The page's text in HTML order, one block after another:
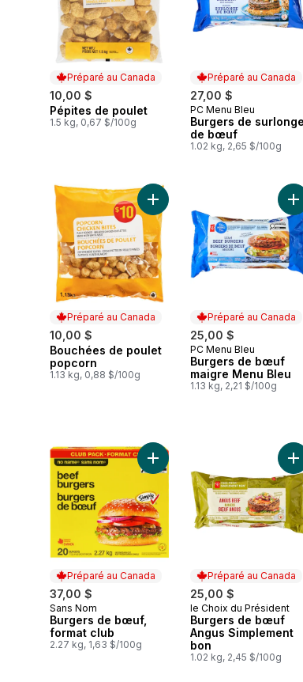
Préparé au Canada
10,00 $
Préparé au Canada
Pépites de poulet
1.5 kg, 0,67 $/100g
Préparé au Canada
27,00 $
Préparé au Canada
PC Menu Bleu
Burgers de surlonge
de bœuf
1.02 kg, 2,65 $/100g
Préparé au Canada
10,00 $
Préparé au Canada
Bouchées de poulet
popcorn
1.13 kg, 0,88 $/100g
Ajouter Bouchées de
Préparé au Canada
25,00 $
Préparé au Canada
PC Menu Bleu
Burgers de bœuf
maigre Menu Bleu
1.13 kg, 2,21 $/100g
Préparé au Canada
37,00 $
Préparé au Canada
Sans Nom
Burgers de bœuf,
format club
2.27 kg, 1,63 $/100g
Ajouter Burgers de bœuf,
Préparé au Canada
25,00 $
Préparé au Canada
le Choix du Président
Burgers de bœuf
Angus Simplement
bon
1.02 kg, 2,45 $/100g